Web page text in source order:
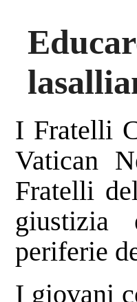
I Fratelli
Vatican
Fratelli
giustizia
periferie
I giovani